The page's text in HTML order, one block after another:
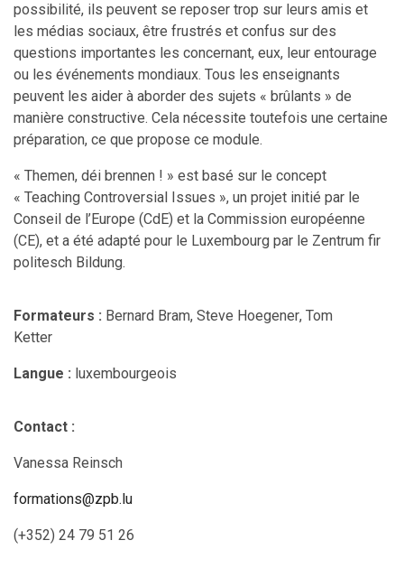
possibilité, ils peuvent se reposer trop sur leurs amis et
les médias sociaux, être frustrés et confus sur des
questions importantes les concernant, eux, leur entourage
ou les événements mondiaux. Tous les enseignants
peuvent les aider à aborder des sujets « brûlants » de
manière constructive. Cela nécessite toutefois une certaine
préparation, ce que propose ce module.
« Themen, déi brennen ! » est basé sur le concept
« Teaching Controversial Issues », un projet initié par le
Conseil de l’Europe (CdE) et la Commission européenne
(CE), et a été adapté pour le Luxembourg par le Zentrum fir
politesch Bildung.
Formateurs : Bernard Bram, Steve Hoegener, Tom
Ketter
Langue : luxembourgeois
Contact :
Vanessa Reinsch
formations@zpb.lu
(+352) 24 79 51 26